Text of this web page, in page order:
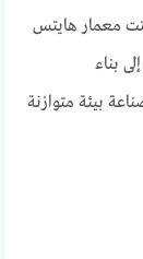
معمار هايتس
بناء
بيئة متوازنة